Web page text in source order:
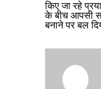
किए जा रहे
के बीच आपसी
बनाने पर बल